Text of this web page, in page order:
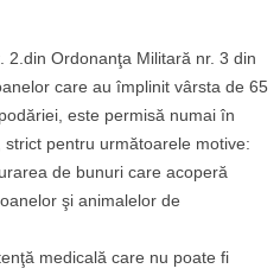
2.din Ordonanţa Militară nr. 3 din
care au împlinit vârsta de 65
este permisă numai în
pentru următoarele motive:
de bunuri care acoperă
şi animalelor de
medicală care nu poate fi